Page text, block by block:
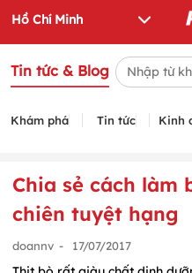
Tin tức & Blog
Khám phá Tin tức Kinh
Chia sẻ cách
chiên tuyệt hạng
doannv - 17/07/2017